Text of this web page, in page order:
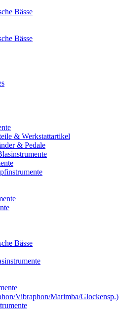
Bässe
Bässe
& Werkstattartikel
& Pedale
Bässe
Vibraphon/Marimba/Glockensp.)